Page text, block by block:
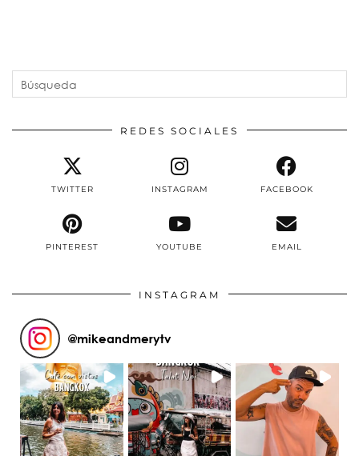
REDES SOCIALES
TWITTER INSTAGRAM FACEBOOK
PINTEREST YOUTUBE EMAIL
INSTAGRAM
@mikeandmerytv